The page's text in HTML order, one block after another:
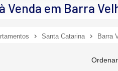
Venda em Barra
Santa Catarina Barra